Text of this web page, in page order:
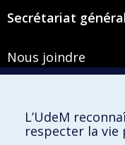
Secrétariat
Nous joindre
Montréal (Québec) H3T 1J4
Courriel :secretariat-
L’UdeM
respecter la vie